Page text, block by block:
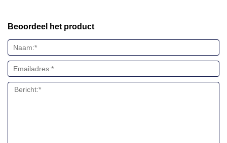
Beoordeel het product